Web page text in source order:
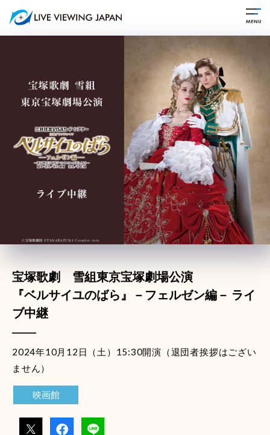
宝塚歌劇 雪組東京宝塚劇場公演
『ベルサイユのばら』－フェルゼン編－ ライ
ブ中継
2024年10月12日（土）15:30開演（退団者挨拶はござい
ません）
映画館